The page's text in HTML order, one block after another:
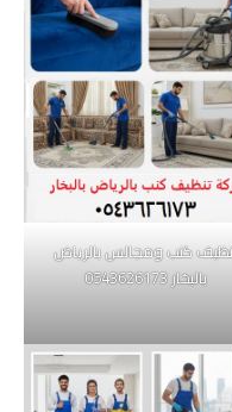
كنب ومجالس بالرياض
بالبخار 0543626173